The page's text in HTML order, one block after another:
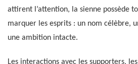
attirent l’attention, la sienne possède
marquer les esprits : un nom célèbre,
une ambition intacte.
Les interactions avec les supporters,